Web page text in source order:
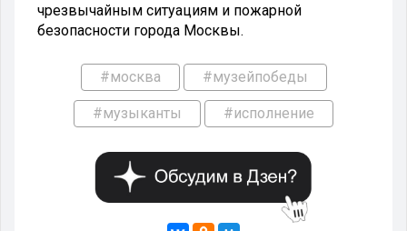
чрезвычайным ситуациям и пожарной
безопасности города Москвы.
#москва #музейпобеды
#музыканты #исполнение